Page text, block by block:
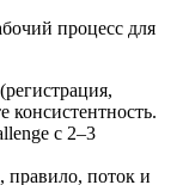
процесс для
консистентность.
с 2–3
правило, поток и